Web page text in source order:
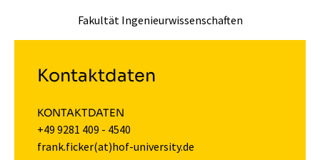
Fakultät Ingenieurwissenschaften
Kontaktdaten
KONTAKTDATEN
+49 9281 409 - 4540
frank.ficker(at)hof-university.de